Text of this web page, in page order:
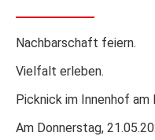
Nachbarschaft feiern.
Vielfalt erleben.
Picknick im Innenhof am
Am Donnerstag,